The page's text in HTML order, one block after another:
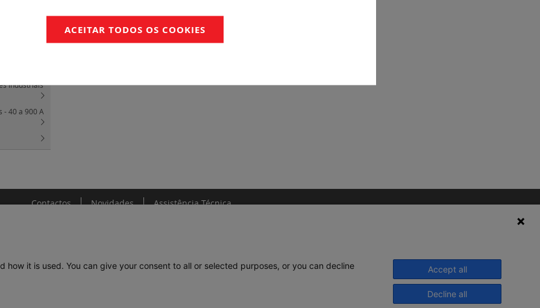
9 a 65 A
75 a 800 A
industriais
- 40 a 900 A
Contactos Novidades Assistência Técnica
ACEITAR TODOS OS COOKIES
© 2020 Legrand. Todos os direitos
it is used. You can give your consent to all or selected purposes, or you can decline
Accept all
Decline all